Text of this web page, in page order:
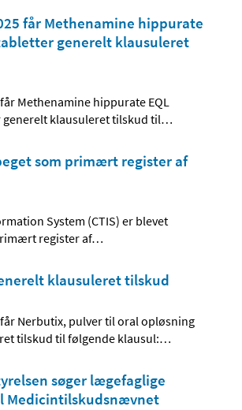
får Methenamine hippurate
generelt klausuleret
Methenamine hippurate EQL
generelt klausuleret tilskud til…
som primært register af
System (CTIS) er blevet
register af…
klausuleret tilskud
får Nerbutix, pulver til oral opløsning
tilskud til følgende klausul:…
søger lægefaglige
Medicintilskudsnævnet